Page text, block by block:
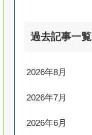
過去記事一覧
2026年8月
2026年7月
2026年6月